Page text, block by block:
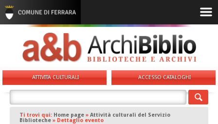
ATTIVITA CULTURALI ACCESSO CATALOGHI
Ti trovi qui: Home page » Attività culturali del Servizio
Biblioteche » Dettaglio evento